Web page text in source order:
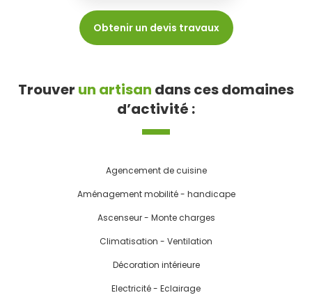
Obtenir un devis travaux
Trouver un artisan dans ces domaines
d’activité :
Agencement de cuisine
Aménagement mobilité - handicape
Ascenseur - Monte charges
Climatisation - Ventilation
Décoration intérieure
Electricité - Eclairage